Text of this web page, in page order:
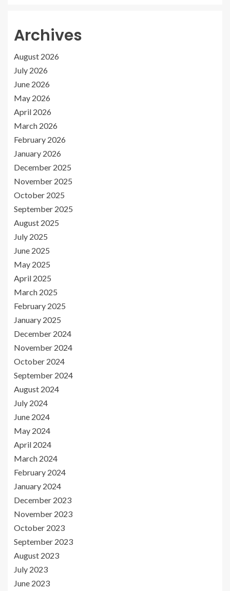
Archives
August 2026
July 2026
June 2026
May 2026
April 2026
March 2026
February 2026
January 2026
December 2025
November 2025
October 2025
September 2025
August 2025
July 2025
June 2025
May 2025
April 2025
March 2025
February 2025
January 2025
December 2024
November 2024
October 2024
September 2024
August 2024
July 2024
June 2024
May 2024
April 2024
March 2024
February 2024
January 2024
December 2023
November 2023
October 2023
September 2023
August 2023
July 2023
June 2023